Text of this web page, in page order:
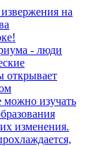
на
- люди
открывает
изучать
изменения.